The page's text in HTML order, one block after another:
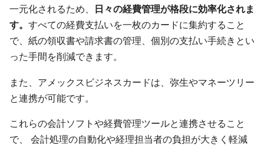
一元化されるため、
日々の経費管理が格段に効率化されま
す。 すべての経費支払いを一枚のカードに集約すること
で、紙の領収書や請求書の管理、個別の支払い手続きとい
った手間を削減できます。
また、アメックスビジネスカードは、弥生やマネーツリー
と連携が可能です。
これらの会計ソフトや経費管理ツールと連携させること
で、 会計処理の自動化や経理担当者の負担が大きく軽減